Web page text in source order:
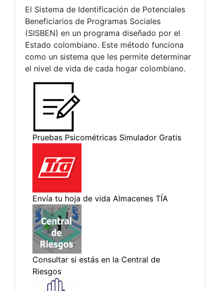
El Sistema de Identificación de Potenciales
Beneficiarios de Programas Sociales
(SISBEN) en un programa diseñado por el
Estado colombiano. Este método funciona
como un sistema que les permite determinar
el nivel de vida de cada hogar colombiano.